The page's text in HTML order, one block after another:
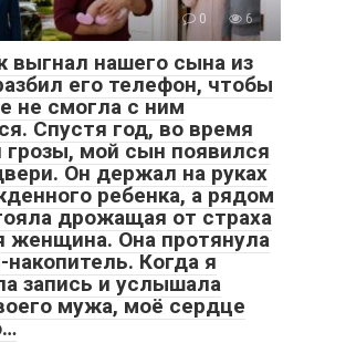
0 6
нашего сына из
его телефон, чтобы
не смогла с ним
Спустя год, во время
грозы, мой сын появился
Он держал на руках
ребенка, а рядом
дрожащая от страха
женщина. Она протянула
накопитель. Когда я
запись и услышала
мужа, моё сердце